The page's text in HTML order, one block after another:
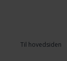
Til hovedsiden